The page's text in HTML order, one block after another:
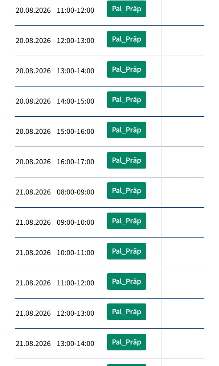
20.08.2026 11:00-12:00 Pal_Präp
20.08.2026 12:00-13:00 Pal_Präp
20.08.2026 13:00-14:00 Pal_Präp
20.08.2026 14:00-15:00 Pal_Präp
20.08.2026 15:00-16:00 Pal_Präp
20.08.2026 16:00-17:00 Pal_Präp
21.08.2026 08:00-09:00 Pal_Präp
21.08.2026 09:00-10:00 Pal_Präp
21.08.2026 10:00-11:00 Pal_Präp
21.08.2026 11:00-12:00 Pal_Präp
21.08.2026 12:00-13:00 Pal_Präp
21.08.2026 13:00-14:00 Pal_Präp